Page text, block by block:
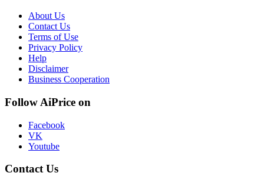
About Us
Contact Us
Terms of Use
Privacy Policy
Help
Disclaimer
Business Cooperation
Follow AiPrice on
Facebook
VK
Youtube
Contact Us